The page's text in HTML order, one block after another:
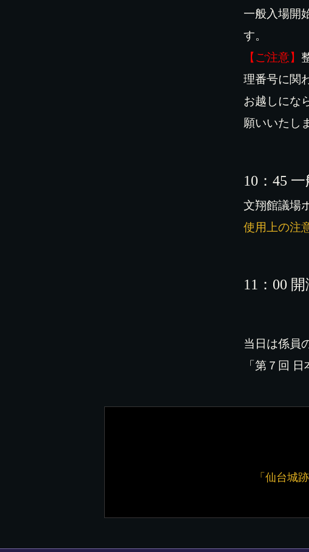
一般入場開
す。
【ご注意】
理番号に関
お越しにな
願いいたし
10 ： 45 一
文翔館議場
使用上の注
11 ： 00 開
当日は係員
「第７回
「仙台城